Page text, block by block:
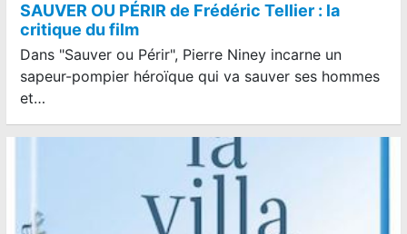
SAUVER OU PÉRIR de Frédéric Tellier : la
critique du film
Dans "Sauver ou Périr", Pierre Niney incarne un
sapeur-pompier héroïque qui va sauver ses hommes
et…